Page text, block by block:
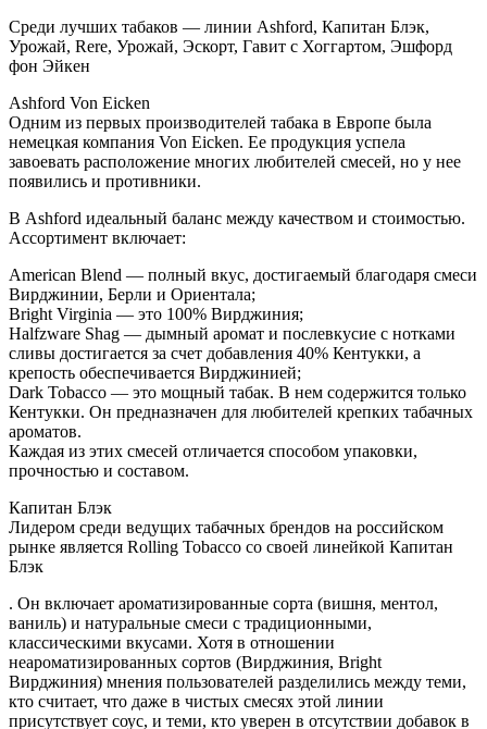
Среди лучших табаков — линии Ashford, Капитан Блэк,
Урожай, Rere, Урожай, Эскорт, Гавит с Хоггартом, Эшфорд
фон Эйкен
Ashford Von Eicken
Одним из первых производителей табака в Европе была
немецкая компания Von Eicken. Ее продукция успела
завоевать расположение многих любителей смесей, но у нее
появились и противники.
В Ashford идеальный баланс между качеством и стоимостью.
Ассортимент включает:
American Blend — полный вкус, достигаемый благодаря смеси
Вирджинии, Берли и Ориентала;
Bright Virginia — это 100% Вирджиния;
Halfzware Shag — дымный аромат и послевкусие с нотками
сливы достигается за счет добавления 40% Кентукки, а
крепость обеспечивается Вирджинией;
Dark Tobacco — это мощный табак. В нем содержится только
Кентукки. Он предназначен для любителей крепких табачных
ароматов.
Каждая из этих смесей отличается способом упаковки,
прочностью и составом.
Капитан Блэк
Лидером среди ведущих табачных брендов на российском
рынке является Rolling Tobacco со своей линейкой Капитан
Блэк
. Он включает ароматизированные сорта (вишня, ментол,
ваниль) и натуральные смеси с традиционными,
классическими вкусами. Хотя в отношении
неароматизированных сортов (Вирджиния, Bright
Вирджиния) мнения пользователей разделились между теми,
кто считает, что даже в чистых смесях этой линии
присутствует соус, и теми, кто уверен в отсутствии добавок в